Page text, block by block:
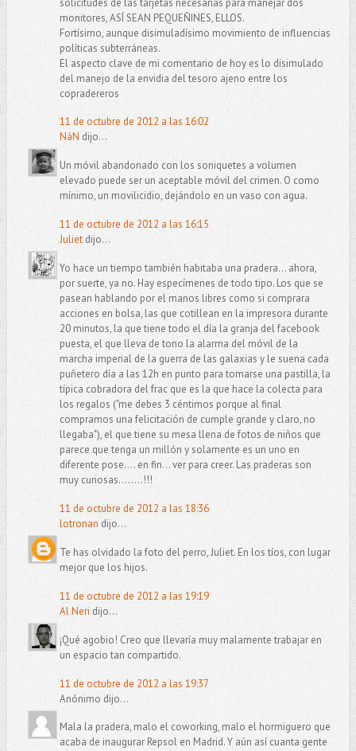
monitores, ASÍ SEAN PEQUEÑINES, ELLOS.
Fortísimo, aunque disimuladísimo movimiento de influencias
políticas subterráneas.
El aspecto clave de mi comentario de hoy es lo disimulado
del manejo de la envidia del tesoro ajeno entre los
copradereros
11 de octubre de 2012 a las 16:02
NáN dijo...
Un móvil abandonado con los soniquetes a volumen
elevado puede ser un aceptable móvil del crimen. O como
mínimo, un movilicidio, dejándolo en un vaso con agua.
11 de octubre de 2012 a las 16:15
Julietdijo...
Yo hace un tiempo también habitaba una pradera... ahora,
por suerte, ya no. Hay especímenes de todo tipo. Los que se
pasean hablando por el manos libres como si comprara
acciones en bolsa, las que cotillean en la impresora durante
20 minutos, la que tiene todo el día la granja del facebook
puesta, el que lleva de tono la alarma del móvil de la
marcha imperial de la guerra de las galaxias y le suena cada
puñetero día a las 12h en punto para tomarse una pastilla, la
típica cobradora del frac que es la que hace la colecta para
los regalos ("me debes 3 céntimos porque al final
compramos una felicitación de cumple grande y claro, no
llegaba"), el que tiene su mesa llena de fotos de niños que
parece que tenga un millón y solamente es un uno en
diferente pose.... en fin... ver para creer. Las praderas son
muy curiosas........!!!
11 de octubre de 2012 a las 18:36
lotronan dijo...
Te has olvidado la foto del perro, Juliet. En los tíos, con lugar
mejor que los hijos.
11 de octubre de 2012 a las 19:19
Al Neri dijo...
¡Qué agobio! Creo que llevaría muy malamente trabajar en
un espacio tan compartido.
11 de octubre de 2012 a las 19:37
Anónimo dijo...
Mala la pradera, malo el coworking, malo el hormiguero que
acaba de inaugurar Repsol en Madrid. Y aún así cuanta gente